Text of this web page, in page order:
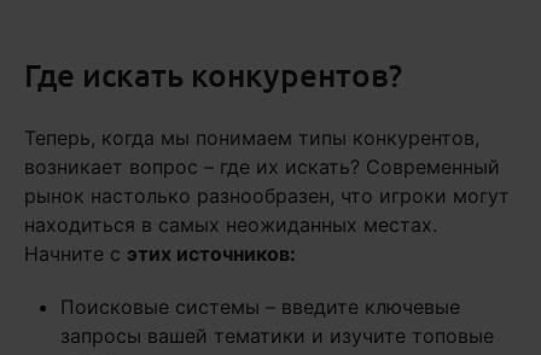
Где искать конкурентов?
Теперь, когда мы понимаем типы конкурентов,
возникает вопрос – где их искать? Современный
рынок настолько разнообразен, что игроки могут
находиться в самых неожиданных местах.
Начните с этих источников:
Поисковые системы – введите ключевые
запросы вашей тематики и изучите топовые